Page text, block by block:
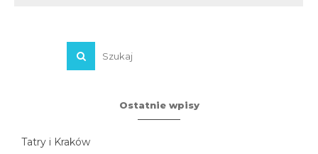
Ostatnie wpisy
Tatry i Kraków